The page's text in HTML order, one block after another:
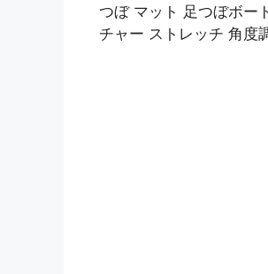
つぼ マット 足つぼボー
チャー ストレッチ 角度